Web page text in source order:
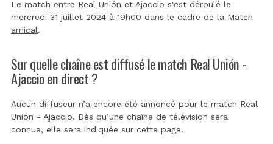
Le match entre Real Unión et Ajaccio s'est déroulé le
mercredi 31 juillet 2024 à 19h00 dans le cadre de la Match
amical.
Sur quelle chaîne est diffusé le match Real Unión -
Ajaccio en direct ?
Aucun diffuseur n’a encore été annoncé pour le match Real
Unión - Ajaccio. Dès qu’une chaîne de télévision sera
connue, elle sera indiquée sur cette page.